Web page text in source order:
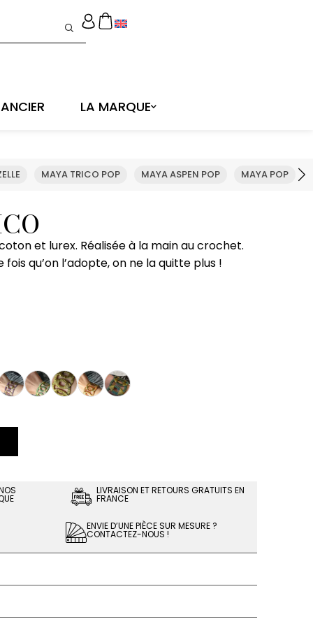
LA MARQUE
MAYA TRICO POP MAYA ASPEN POP MAYA POP
et lurex. Réalisée à la main au crochet.
fois qu’on l’adopte, on ne la quitte plus !
LIVRAISON ET RETOURS GRATUITS EN
FRANCE
ENVIE D’UNE PIÈCE SUR MESURE ?
CONTACTEZ-NOUS !